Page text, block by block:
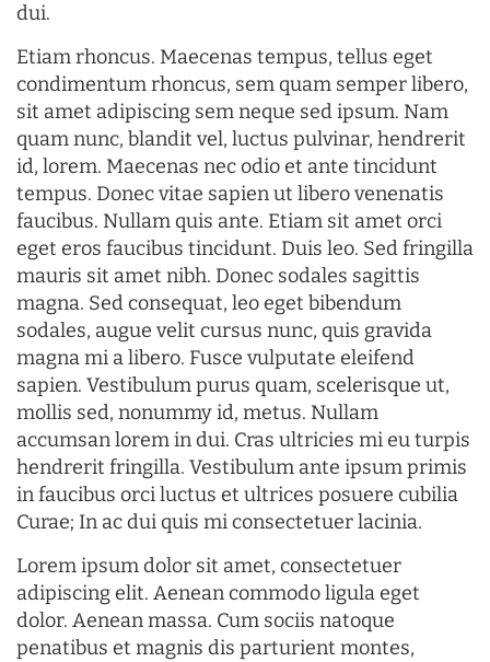
dui.
Etiam rhoncus. Maecenas tempus, tellus eget
condimentum rhoncus, sem quam semper libero,
sit amet adipiscing sem neque sed ipsum. Nam
quam nunc, blandit vel, luctus pulvinar, hendrerit
id, lorem. Maecenas nec odio et ante tincidunt
tempus. Donec vitae sapien ut libero venenatis
faucibus. Nullam quis ante. Etiam sit amet orci
eget eros faucibus tincidunt. Duis leo. Sed fringilla
mauris sit amet nibh. Donec sodales sagittis
magna. Sed consequat, leo eget bibendum
sodales, augue velit cursus nunc, quis gravida
magna mi a libero. Fusce vulputate eleifend
sapien. Vestibulum purus quam, scelerisque ut,
mollis sed, nonummy id, metus. Nullam
accumsan lorem in dui. Cras ultricies mi eu turpis
hendrerit fringilla. Vestibulum ante ipsum primis
in faucibus orci luctus et ultrices posuere cubilia
Curae; In ac dui quis mi consectetuer lacinia.
Lorem ipsum dolor sit amet, consectetuer
adipiscing elit. Aenean commodo ligula eget
dolor. Aenean massa. Cum sociis natoque
penatibus et magnis dis parturient montes,